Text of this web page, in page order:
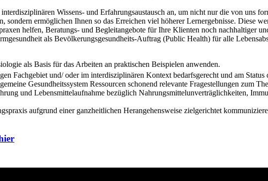
Wissens- und Erfahrungsaustausch an, um nicht nur die von uns
sondern ermöglichen Ihnen so das Erreichen viel höherer Lernergebnisse. Diese
helfen, Beratungs- und Begleitangebote für Ihre Klienten noch nachhaltiger
als Bevölkerungsgesundheits-Auftrag (Public Health) für alle
als Basis für das Arbeiten an praktischen Beispielen anwenden.
Fachgebiet und/ oder im interdisziplinären Kontext bedarfsgerecht und am
Gesundheitssystem Ressourcen schonend relevante Fragestellungen zum
und Lebensmittelaufnahme bezüglich Nahrungsmittelunverträglichkeiten,
aufgrund einer ganzheitlichen Herangehensweise zielgerichtet